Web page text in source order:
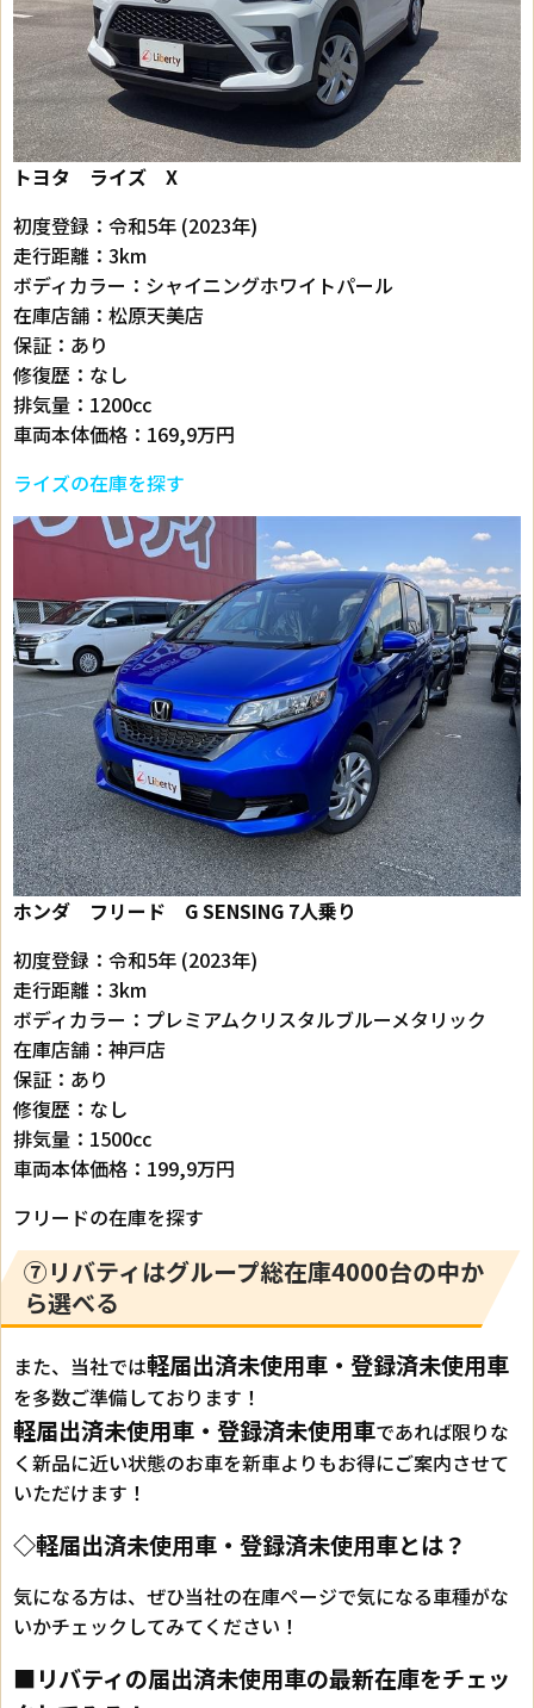
トヨタ ライズ X
初度登録：令和5年 (2023年)
走行距離：3km
ボディカラー：シャイニングホワイトパール
在庫店舗：松原天美店
保証：あり
修復歴：なし
排気量：1200cc
車両本体価格：169,9万円
ライズの在庫を探す
ホンダ フリード G SENSING 7人乗り
初度登録：令和5年 (2023年)
走行距離：3km
ボディカラー：プレミアムクリスタルブルーメタリック
在庫店舗：神戸店
保証：あり
修復歴：なし
排気量：1500cc
車両本体価格：199,9万円
フリードの在庫を探す
⑦リバティはグループ総在庫4000台の中か
ら選べる
また、当社では軽届出済未使用車・登録済未使用車
を多数ご準備しております！
軽届出済未使用車・登録済未使用車であれば限りな
く新品に近い状態のお車を新車よりもお得にご案内させて
いただけます！
◇軽届出済未使用車・登録済未使用車とは？
気になる方は、ぜひ当社の在庫ページで気になる車種がな
いかチェックしてみてください！
■リバティの届出済未使用車の最新在庫をチェッ